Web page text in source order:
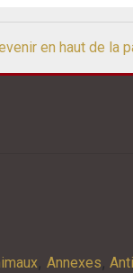
en haut de la
, Annexes,